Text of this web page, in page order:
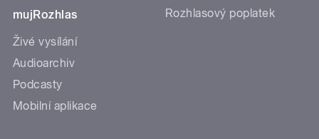
mujRozhlas
Živé vysílání
Audioarchiv
Podcasty
Mobilní aplikace
Rozhlasový poplatek